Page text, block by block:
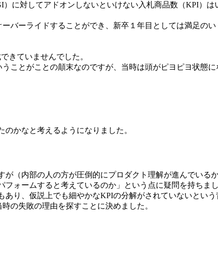
に対してアドオンしないといけない入札商品数（KPI）
バーライドすることができ、新卒１年目としては満足の
きていませんでした。
とがことの顛末なのですが、当時は頭がピヨピヨ状態に
かなと考えるようになりました。
（内部の人の方が圧倒的にプロダクト理解が進んでいる
ォームすると考えているのか」という点に疑問を持ちまし
り、仮説上でも細やかなKPIの分解がされていないという
の失敗の理由を探すことに決めました。